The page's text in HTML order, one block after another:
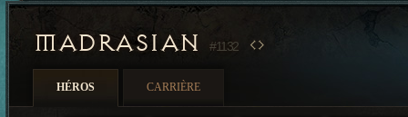
MADRASIAN #1132
HÉROS CARRIÈRE